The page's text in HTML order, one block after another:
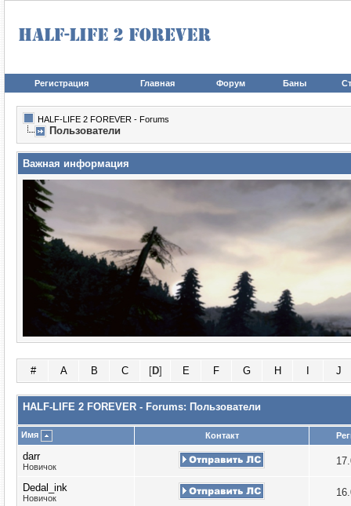
Регистрация Главная Форум Баны
HALF-LIFE 2 FOREVER - Forums
Пользователи
Важная информация
# A B C [D] E F G H J
HALF-LIFE 2 FOREVER - Forums: Пользователи
Имя Контакт
darr
Новичок
Dedal_ink
Новичок